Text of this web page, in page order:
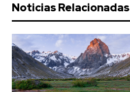
Noticias Relacionadas